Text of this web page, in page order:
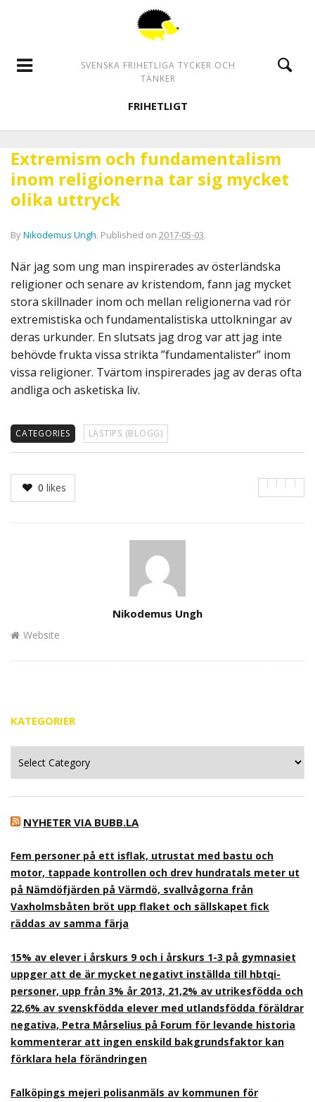
SVENSKA FRIHETLIGA TYCKER OCH
TÄNKER
FRIHETLIGT
Extremism och fundamentalism
inom religionerna tar sig mycket
olika uttryck
ByNikodemus Ungh. Published on 2017-05-03.
När jag som ung man inspirerades av österländska
religioner och senare av kristendom, fann jag mycket
stora skillnader inom och mellan religionerna vad rör
extremistiska och fundamentalistiska uttolkningar av
deras urkunder. En slutsats jag drog var att jag inte
behövde frukta vissa strikta ”fundamentalister” inom
vissa religioner. Tvärtom inspirerades jag av deras ofta
andliga och asketiska liv.
CATEGORIES LÄSTIPS (BLOGG)
0 likes
Nikodemus Ungh
Website
KATEGORIER
NYHETER VIA BUBB.LA
Fem personer på ett isflak, utrustat med bastu och
motor, tappade kontrollen och drev hundratals meter ut
på Nämdöfjärden på Värmdö, svallvågorna från
Vaxholmsbåten bröt upp flaket och sällskapet fick
räddas av samma färja
15% av elever i årskurs 9 och i årskurs 1-3 på gymnasiet
uppger att de är mycket negativt inställda till hbtqi-
personer, upp från 3% år 2013, 21,2% av utrikesfödda och
22,6% av svenskfödda elever med utlandsfödda föräldrar
negativa, Petra Mårselius på Forum för levande historia
kommenterar att ingen enskild bakgrundsfaktor kan
förklara hela förändringen
Falköpings mejeri polisanmäls av kommunen för